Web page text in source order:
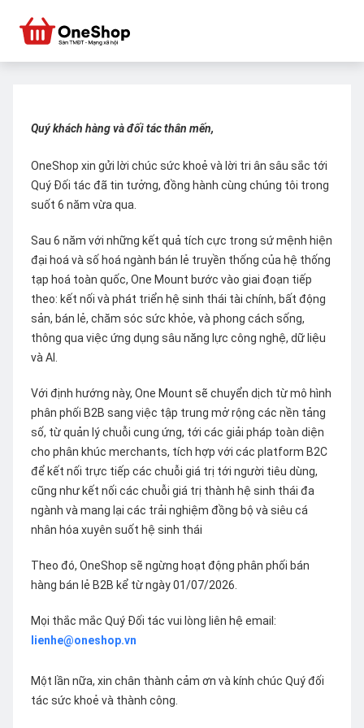
Quý khách hàng và đối tác thân mến,
OneShop xin gửi lời chúc sức khoẻ và lời tri ân sâu sắc tới
Quý Đối tác đã tin tưởng, đồng hành cùng chúng tôi trong
suốt 6 năm vừa qua.
Sau 6 năm với những kết quả tích cực trong sứ mệnh hiện
đại hoá và số hoá ngành bán lẻ truyền thống của hệ thống
tạp hoá toàn quốc, One Mount bước vào giai đoạn tiếp
theo: kết nối và phát triển hệ sinh thái tài chính, bất động
sản, bán lẻ, chăm sóc sức khỏe, và phong cách sống,
thông qua việc ứng dụng sâu năng lực công nghệ, dữ liệu
và AI.
Với định hướng này, One Mount sẽ chuyển dịch từ mô hình
phân phối B2B sang việc tập trung mở rộng các nền tảng
số, từ quản lý chuỗi cung ứng, tới các giải pháp toàn diện
cho phân khúc merchants, tích hợp với các platform B2C
để kết nối trực tiếp các chuỗi giá trị tới người tiêu dùng,
cũng như kết nối các chuỗi giá trị thành hệ sinh thái đa
ngành và mang lại các trải nghiệm đồng bộ và siêu cá
nhân hóa xuyên suốt hệ sinh thái
Theo đó, OneShop sẽ ngừng hoạt động phân phối bán
hàng bán lẻ B2B kể từ ngày 01/07/2026.
Mọi thắc mắc Quý Đối tác vui lòng liên hệ email:
lienhe@oneshop.vn
Một lần nữa, xin chân thành cảm ơn và kính chúc Quý đối
tác sức khoẻ và thành công.